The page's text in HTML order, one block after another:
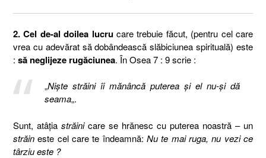
2. Cel de-al doilea lucrucare trebuie făcut, (pentru cel care
vrea cu adevărat să dobândească slăbiciunea spirituală) este
: să neglijeze rugăciunea. În Osea 7 : 9 scrie :
„Nişte străini îi mănâncă puterea şi el nu-şi dă
seama„.
Sunt, atâţia străinicare se hrănesc cu puterea noastră – un
străin este cel care te îndeamnă: Nu te mai ruga, nu vezi ce
târziu este ?